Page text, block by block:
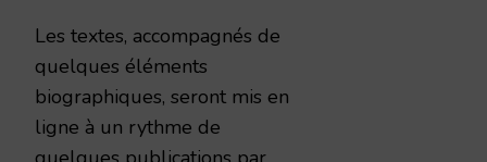
Les textes, accompagnés de
quelques éléments
biographiques, seront mis en
ligne à un rythme de